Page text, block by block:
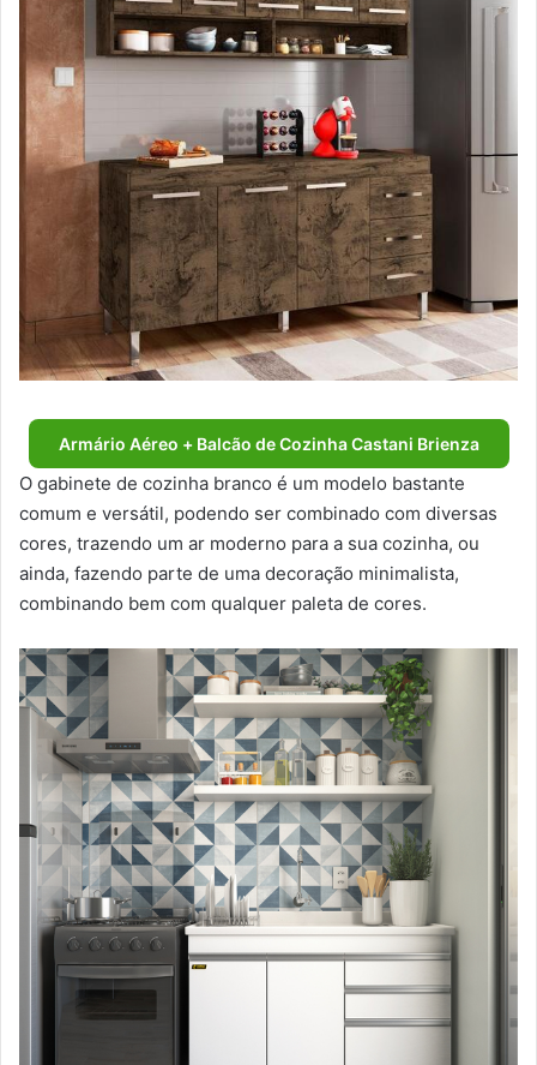
Armário Aéreo + Balcão de Cozinha Castani Brienza
O gabinete de cozinha branco é um modelo bastante
comum e versátil, podendo ser combinado com diversas
cores, trazendo um ar moderno para a sua cozinha, ou
ainda, fazendo parte de uma decoração minimalista,
combinando bem com qualquer paleta de cores.